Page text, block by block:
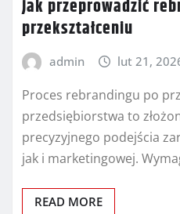
Jak przeprowadzić
przekształceniu
admin lut 21,
Proces rebrandingu po
przedsiębiorstwa to
precyzyjnego podejścia
jak i marketingowej.
READ MORE